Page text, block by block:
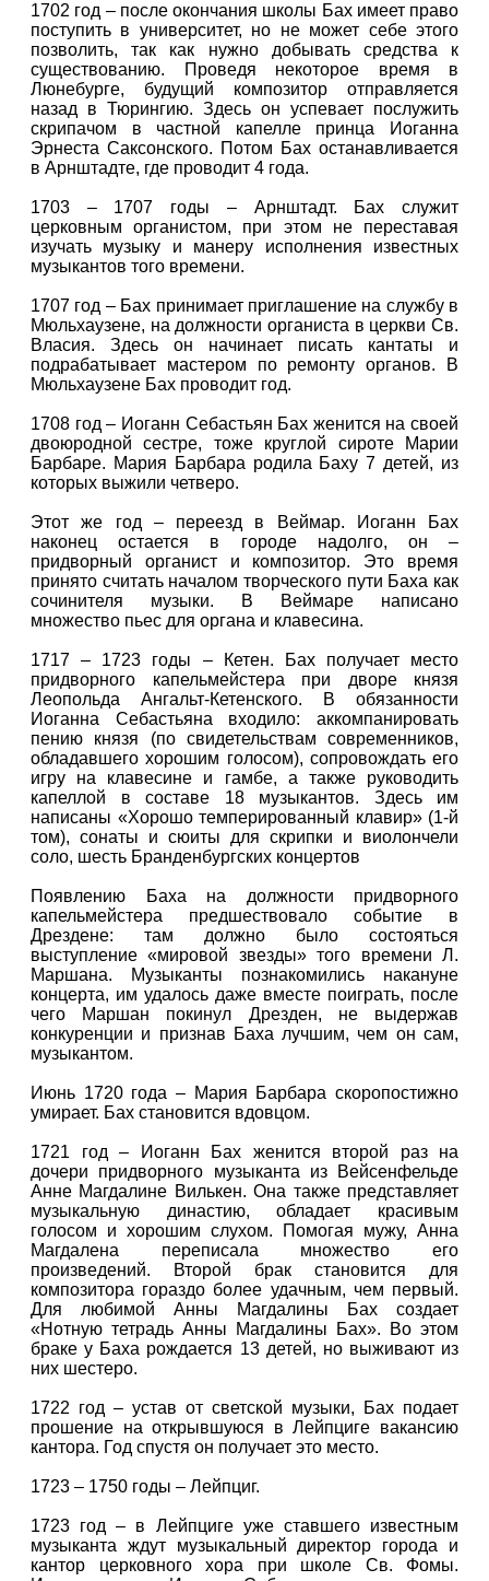
1702 год – после окончания школы Бах имеет право
поступить в университет, но не может себе этого
позволить, так как нужно добывать средства к
существованию. Проведя некоторое время в
Люнебурге, будущий композитор отправляется
назад в Тюрингию. Здесь он успевает послужить
скрипачом в частной капелле принца Иоганна
Эрнеста Саксонского. Потом Бах останавливается
в Арнштадте, где проводит 4 года.
1703 – 1707 годы – Арнштадт. Бах служит
церковным органистом, при этом не переставая
изучать музыку и манеру исполнения известных
музыкантов того времени.
1707 год – Бах принимает приглашение на службу в
Мюльхаузене, на должности органиста в церкви Св.
Власия. Здесь он начинает писать кантаты и
подрабатывает мастером по ремонту органов. В
Мюльхаузене Бах проводит год.
1708 год – Иоганн Себастьян Бах женится на своей
двоюродной сестре, тоже круглой сироте Марии
Барбаре. Мария Барбара родила Баху 7 детей, из
которых выжили четверо.
Этот же год – переезд в Веймар. Иоганн Бах
наконец остается в городе надолго, он –
придворный органист и композитор. Это время
принято считать началом творческого пути Баха как
сочинителя музыки. В Веймаре написано
множество пьес для органа и клавесина.
1717 – 1723 годы – Кетен. Бах получает место
придворного капельмейстера при дворе князя
Леопольда Ангальт-Кетенского. В обязанности
Иоганна Себастьяна входило: аккомпанировать
пению князя (по свидетельствам современников,
обладавшего хорошим голосом), сопровождать его
игру на клавесине и гамбе, а также руководить
капеллой в составе 18 музыкантов. Здесь им
написаны «Хорошо темперированный клавир» (1-й
том), сонаты и сюиты для скрипки и виолончели
соло, шесть Бранденбургских концертов
Появлению Баха на должности придворного
капельмейстера предшествовало событие в
Дрездене: там должно было состояться
выступление «мировой звезды» того времени Л.
Маршана. Музыканты познакомились накануне
концерта, им удалось даже вместе поиграть, после
чего Маршан покинул Дрезден, не выдержав
конкуренции и признав Баха лучшим, чем он сам,
музыкантом.
Июнь 1720 года – Мария Барбара скоропостижно
умирает. Бах становится вдовцом.
1721 год – Иоганн Бах женится второй раз на
дочери придворного музыканта из Вейсенфельде
Анне Магдалине Вилькен. Она также представляет
музыкальную династию, обладает красивым
голосом и хорошим слухом. Помогая мужу, Анна
Магдалена переписала множество его
произведений. Второй брак становится для
композитора гораздо более удачным, чем первый.
Для любимой Анны Магдалины Бах создает
«Нотную тетрадь Анны Магдалины Бах». Во этом
браке у Баха рождается 13 детей, но выживают из
них шестеро.
1722 год – устав от светской музыки, Бах подает
прошение на открывшуюся в Лейпциге вакансию
кантора. Год спустя он получает это место.
1723 – 1750 годы – Лейпциг.
1723 год – в Лейпциге уже ставшего известным
музыканта ждут музыкальный директор города и
кантор церковного хора при школе Св. Фомы.